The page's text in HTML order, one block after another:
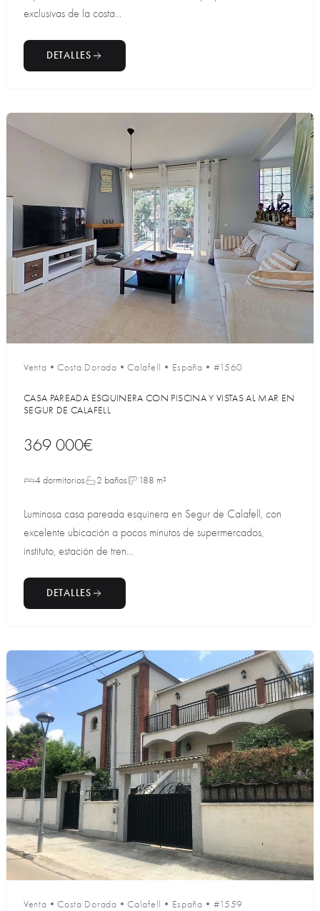
exclusivas de la costa...
DETALLES
Venta •Costa Dorada •Calafell • España • #1560
CASA PAREADA ESQUINERA CON PISCINA Y VISTAS AL MAR EN
SEGUR DE CALAFELL
369 000€
4 dormitorios 2 baños 188 m²
Luminosa casa pareada esquinera en Segur de Calafell, con
excelente ubicación a pocos minutos de supermercados,
instituto, estación de tren...
DETALLES
Venta •Costa Dorada •Calafell • España • #1559